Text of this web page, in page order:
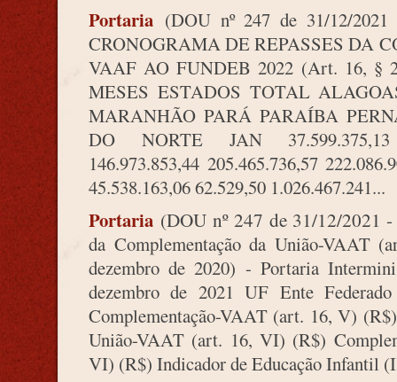
Portaria (DOU nº 247 de 31/12/
CRONOGRAMA DE REPASSES DA
VAAF AO FUNDEB 2022 (Art. 16, §
MESES ESTADOS TOTAL
MARANHÃO PARÁ PARAÍBA
DO NORTE JAN 37.599.375,13
146.973.853,44 205.465.736,57
45.538.163,06 62.529,50 1.026.467.241...
Portaria (DOU nº 247 de 31/12/2021
da Complementação da União-VAAT
dezembro de 2020) - Portaria
dezembro de 2021 UF Ente
Complementação-VAAT (art. 16, V)
União-VAAT (art. 16, VI) (R$)
VI) (R$) Indicador de Educação Infantil